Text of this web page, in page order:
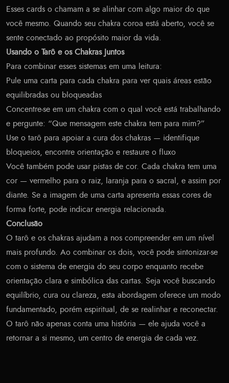
Esses cards o chamam a se alinhar com algo maior do que
você mesmo. Quando seu chakra coroa está aberto, você se
sente conectado ao propósito maior da vida.
Usando o Tarô e os Chakras Juntos
Para combinar esses sistemas em uma leitura:
Pule uma carta para cada chakra para ver quais áreas estão
equilibradas ou bloqueadas
Concentre-se em um chakra com o qual você está trabalhando
e pergunte: “Que mensagem este chakra tem para mim?”
Use o tarô para apoiar a cura dos chakras — identifique
bloqueios, encontre orientação e restaure o fluxo
Você também pode usar pistas de cor. Cada chakra tem uma
cor — vermelho para o raiz, laranja para o sacral, e assim por
diante. Se a imagem de uma carta apresenta essas cores de
forma forte, pode indicar energia relacionada.
Conclusão
O tarô e os chakras ajudam a nos compreender em um nível
mais profundo. Ao combinar os dois, você pode sintonizar-se
com o sistema de energia do seu corpo enquanto recebe
orientação clara e simbólica das cartas. Seja você buscando
equilíbrio, cura ou clareza, esta abordagem oferece um modo
fundamentado, porém espiritual, de se realinhar e reconectar.
O tarô não apenas conta uma história — ele ajuda você a
retornar a si mesmo, um centro de energia de cada vez.